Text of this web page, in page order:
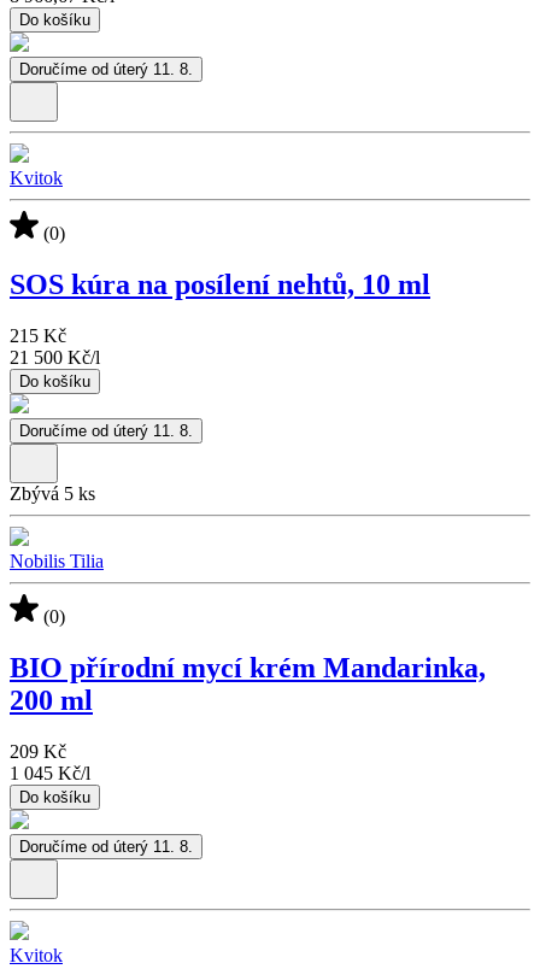
Do košíku
Doručíme od úterý 11. 8.
Kvitok
(0)
SOS kúra na posílení nehtů, 10 ml
215 Kč
21 500 Kč/l
Do košíku
Doručíme od úterý 11. 8.
Zbývá 5 ks
Nobilis Tilia
(0)
BIO přírodní mycí krém Mandarinka,
200 ml
209 Kč
1 045 Kč/l
Do košíku
Doručíme od úterý 11. 8.
Kvitok